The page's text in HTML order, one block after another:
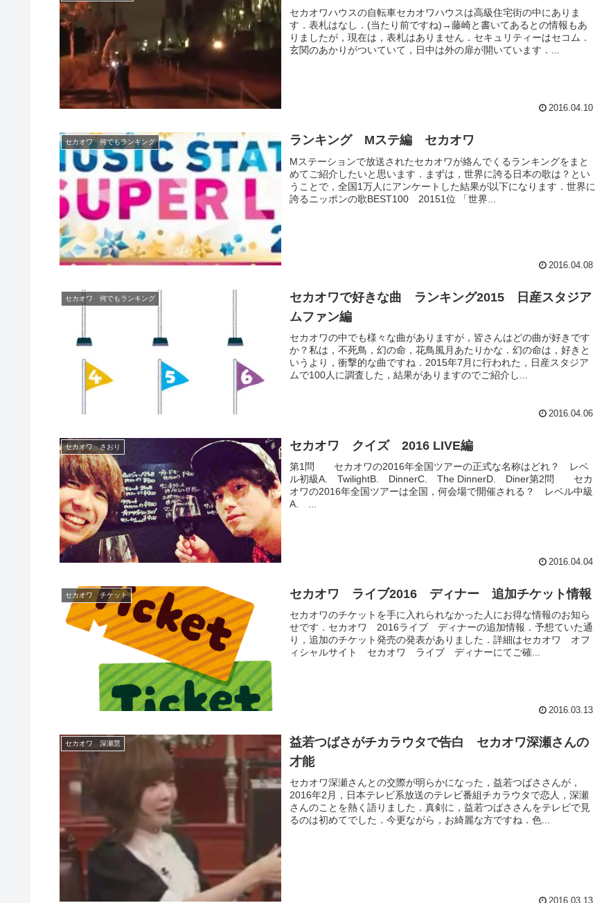
セカオワハウスの自転車セカオワハウスは高級住宅街の中にありま
す．表札はなし．(当たり前ですね)→藤崎と書いてあるとの情報もあ
りましたが，現在は，表札はありません．セキュリティーはセコム．
玄関のあかりがついていて，日中は外の扉が開いています．...
2016.04.10
セカオワ 何でもランキング ランキング Mステ編 セカオワ
Mステーションで放送されたセカオワが絡んでくるランキングをまと
めてご紹介したいと思います．まずは，世界に誇る日本の歌は？とい
うことで，全国1万人にアンケートした結果が以下になります．世界に
誇るニッポンの歌BEST100 20151位 「世界...
2016.04.08
セカオワ 何でもランキング
セカオワで好きな曲 ランキング2015 日産スタジア
ムファン編
セカオワの中でも様々な曲がありますが，皆さんはどの曲が好きです
か？私は，不死鳥，幻の命，花鳥風月あたりかな．幻の命は，好きと
いうより，衝撃的な曲ですね．2015年7月に行われた，日産スタジア
ムで100人に調査した，結果がありますのでご紹介し...
2016.04.06
セカオワ さおり セカオワ クイズ 2016 LIVE編
第1問 セカオワの2016年全国ツアーの正式な名称はどれ？ レベ
ル初級A. TwilightB. DinnerC. The DinnerD. Diner第2問 セカ
オワの2016年全国ツアーは全国，何会場で開催される？ レベル中級
A. ...
2016.04.04
セカオワ チケット セカオワ ライブ2016 ディナー 追加チケット情報
セカオワのチケットを手に入れられなかった人にお得な情報のお知ら
せです．セカオワ 2016ライブ ディナーの追加情報．予想ていた通
り，追加のチケット発売の発表がありました．詳細はセカオワ オフ
ィシャルサイト セカオワ ライブ ディナーにてご確...
2016.03.13
セカオワ 深瀬慧
益若つばさがチカラウタで告白 セカオワ深瀬さんの
才能
セカオワ深瀬さんとの交際が明らかになった，益若つばささんが，
2016年2月，日本テレビ系放送のテレビ番組チカラウタで恋人，深瀬
さんのことを熱く語りました．真剣に，益若つばささんをテレビで見
るのは初めてでした．今更ながら，お綺麗な方ですね．色...